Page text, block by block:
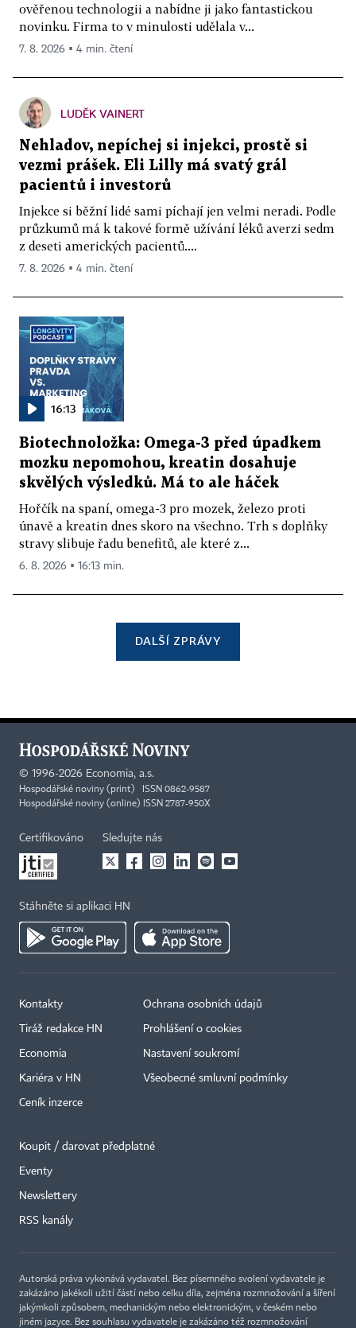
ověřenou technologii a nabídne ji jako fantastickou
novinku. Firma to v minulosti udělala v...
7. 8. 2026 ▪ 4 min. čtení
LUDĚK VAINERT
Nehladov, nepíchej si injekci, prostě si
vezmi prášek. Eli Lilly má svatý grál
pacientů i investorů
Injekce si běžní lidé sami píchají jen velmi neradi. Podle
průzkumů má k takové formě užívání léků averzi sedm
z deseti amerických pacientů....
7. 8. 2026 ▪ 4 min. čtení
16:13
Biotechnoložka: Omega-3 před úpadkem
mozku nepomohou, kreatin dosahuje
skvělých výsledků. Má to ale háček
Hořčík na spaní, omega-3 pro mozek, železo proti
únavě a kreatin dnes skoro na všechno. Trh s doplňky
stravy slibuje řadu benefitů, ale které z...
6. 8. 2026 ▪ 16:13 min.
DALŠÍ ZPRÁVY
© 1996-2026 Economia, a.s.
Hospodářské noviny (print) ISSN 0862-9587
Hospodářské noviny (online) ISSN 2787-950X
Certifikováno Sledujte nás
Stáhněte si aplikaci HN
Kontakty
Tiráž redakce HN
Economia
Kariéra v HN
Ceník inzerce
Ochrana osobních údajů
Prohlášení o cookies
Nastavení soukromí
Všeobecné smluvní podmínky
Koupit / darovat předplatné
Eventy
Newslettery
RSS kanály
Autorská práva vykonává vydavatel. Bez písemného svolení vydavatele je
zakázáno jakékoli užití částí nebo celku díla, zejména rozmnožování a šíření
jakýmkoli způsobem, mechanickým nebo elektronickým, v českém nebo
jiném jazyce. Bez souhlasu vydavatele je zakázáno též rozmnožování